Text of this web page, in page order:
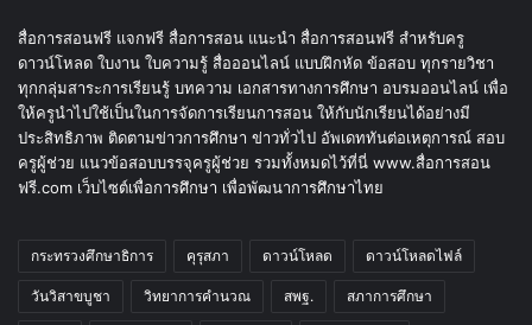
สื่อการสอนฟรี แจกฟรี สื่อการสอน แนะนำ สื่อการสอนฟรี สำหรับครู
ดาวน์โหลด ใบงาน ใบความรู้ สื่อออนไลน์ แบบฝึกหัด ข้อสอบ ทุกรายวิชา
ทุกกลุ่มสาระการเรียนรู้ บทความ เอกสารทางการศึกษา อบรมออนไลน์ เพื่อ
ให้ครูนำไปใช้เป็นในการจัดการเรียนการสอน ให้กับนักเรียนได้อย่างมี
ประสิทธิภาพ ติดตามข่าวการศึกษา ข่าวทั่วไป อัพเดททันต่อเหตุการณ์ สอบ
ครูผู้ช่วย แนวข้อสอบบรรจุครูผู้ช่วย รวมทั้งหมดไว้ที่นี่ www.สื่อการสอน
ฟรี.com เว็บไซต์เพื่อการศึกษา เพื่อพัฒนาการศึกษาไทย
กระทรวงศึกษาธิการ คุรุสภา ดาวน์โหลด ดาวน์โหลดไฟล์
วันวิสาขบูชา วิทยาการคำนวณ สพฐ. สภาการศึกษา